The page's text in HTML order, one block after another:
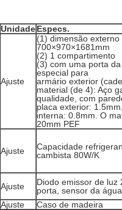
UnidadeEspecs.
Ajuste
(1) dimensão externo
700×970×1681mm
(2) 1 compartimento
(3) com uma porta
especial para
armário exterior
material (de 4): Aço
qualidade, com
placa exterior:
interna: 0.8mm. O
20mm PEF
Ajuste
Capacidade
cambista 80W/K
Ajuste
Diodo emissor de luz
porta, sensor da água
Ajuste
Caso de madeira